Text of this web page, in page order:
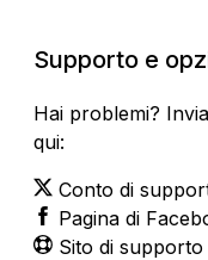
Supporto e
Hai problemi?
qui:
Conto di
Pagina di
Sito di